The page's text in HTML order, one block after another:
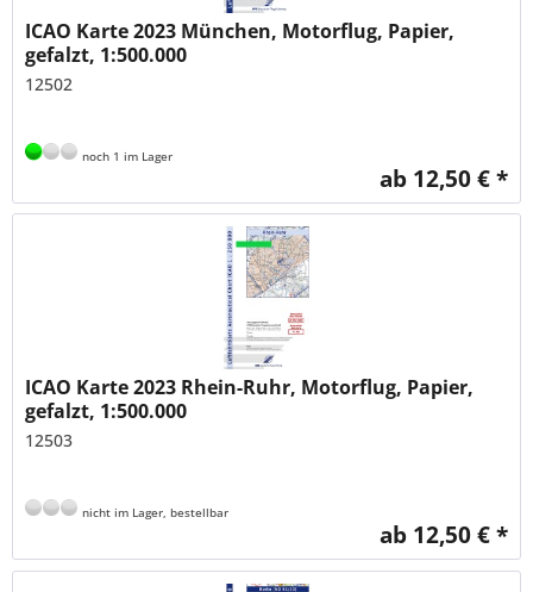
ICAO Karte 2023 München, Motorflug, Papier,
gefalzt, 1:500.000
12502
noch 1 im Lager
ab 12,50 € *
ICAO Karte 2023 Rhein-Ruhr, Motorflug, Papier,
gefalzt, 1:500.000
12503
nicht im Lager, bestellbar
ab 12,50 € *